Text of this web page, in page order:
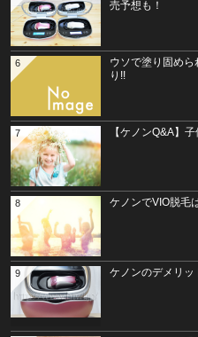
売予想も！
ウソで塗り固め
り!!
6
【ケノンQ&A】
7
ケノンでVIO脱毛
8
ケノンのデメリッ
9